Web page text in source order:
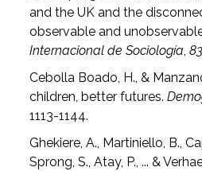
and the UK and the
observable and
Internacional de Sociología,
Cebolla Boado, H., &
children, better futures.
1113-1144.
Ghekiere, A., Martiniello, B.,
Sprong, S., Atay, P., ... &